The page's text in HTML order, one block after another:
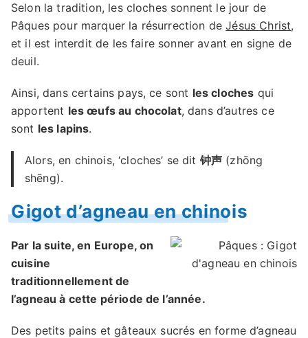
Selon la tradition, les cloches sonnent le jour de
Pâques pour marquer la résurrection deJésus Christ,
et il est interdit de les faire sonner avant en signe de
deuil.
Ainsi, dans certains pays, ce sont les cloches qui
apportent les œufs au chocolat, dans d’autres ce
sont les lapins.
Alors, en chinois, ‘cloches’ se dit 钟声 (zhōng
shēng).
Gigot d’agneau en chinois
Par la suite, en Europe, on
cuisine
traditionnellement de
l’agneau à cette période de l’année.
Des petits pains et gâteaux sucrés en forme d’agneau